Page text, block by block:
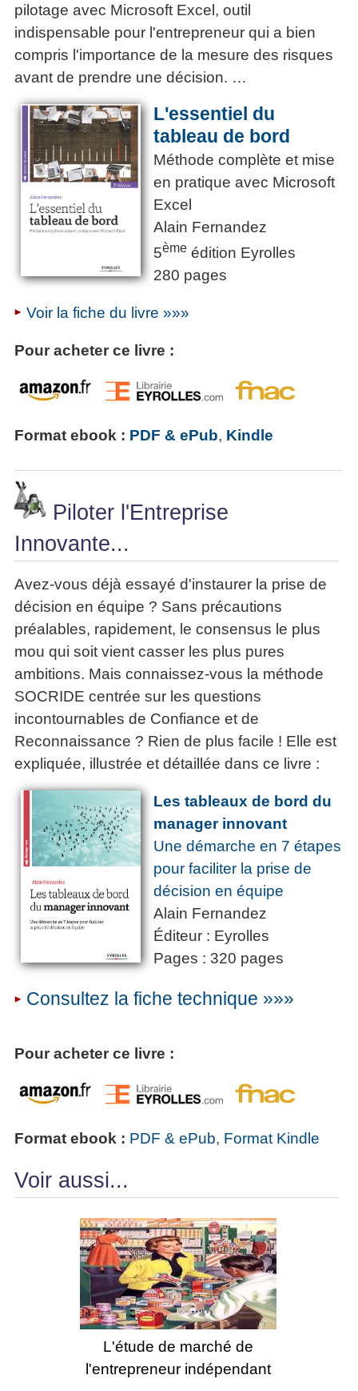
pilotage avec Microsoft Excel, outil
indispensable pour l'entrepreneur qui a bien
compris l'importance de la mesure des risques
avant de prendre une décision. …
L'essentiel du
tableau de bord
Méthode complète et mise
en pratique avec Microsoft
Excel
Alain Fernandez
5ème édition Eyrolles
280 pages
Voir la fiche du livre »»»
Pour acheter ce livre :
Format ebook : PDF & ePub, Kindle
Piloter l'Entreprise
Innovante...
Avez-vous déjà essayé d'instaurer la prise de
décision en équipe ? Sans précautions
préalables, rapidement, le consensus le plus
mou qui soit vient casser les plus pures
ambitions. Mais connaissez-vous la méthode
SOCRIDE centrée sur les questions
incontournables de Confiance et de
Reconnaissance ? Rien de plus facile ! Elle est
expliquée, illustrée et détaillée dans ce livre :
Les tableaux de bord du
manager innovant
Une démarche en 7 étapes
pour faciliter la prise de
décision en équipe
Alain Fernandez
Éditeur : Eyrolles
Pages : 320 pages
Consultez la fiche technique »»»
Pour acheter ce livre :
Format ebook : PDF & ePub, Format Kindle
Voir aussi...
L'étude de marché de
l'entrepreneur indépendant